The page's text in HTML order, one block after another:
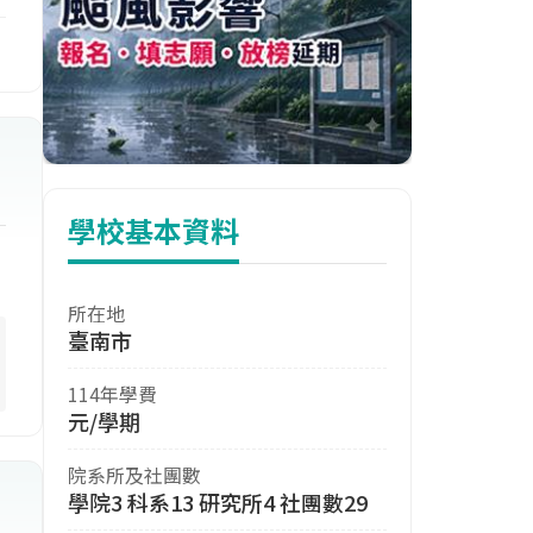
學校基本資料
所在地
臺南市
114年學費
元/學期
院系所及社團數
學院3 科系13 研究所4 社團數29